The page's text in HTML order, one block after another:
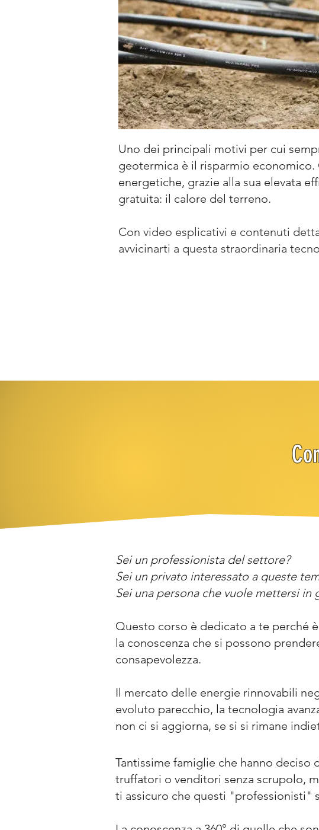
Uno dei principali motivi per cui
geotermica è il risparmio
energetiche, grazie alla sua elevata
gratuita: il calore del terreno.
Con video esplicativi e contenuti
avvicinarti a questa straordinaria
Sei un professionista del settore?
Sei un privato interessato a queste
Sei una persona che vuole mettersi in
Questo corso è dedicato a te perché
la conoscenza che si possono
consapevolezza.
Il mercato delle energie rinnovabili
evoluto parecchio, la tecnologia
non ci si aggiorna, se si si rimane
Tantissime famiglie che hanno
truffatori o venditori senza scrupolo,
ti assicuro che questi "professionisti"